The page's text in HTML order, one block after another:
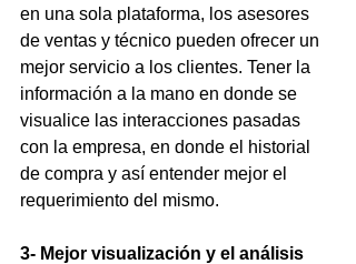
en una sola plataforma, los asesores
de ventas y técnico pueden ofrecer un
mejor servicio a los clientes. Tener la
información a la mano en donde se
visualice las interacciones pasadas
con la empresa, en donde el historial
de compra y así entender mejor el
requerimiento del mismo.
3- Mejor visualización y el análisis